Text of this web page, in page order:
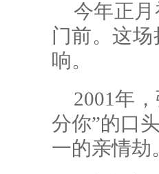
今年正
门前。这
响。
2001年
分你”的口
一的亲情劫